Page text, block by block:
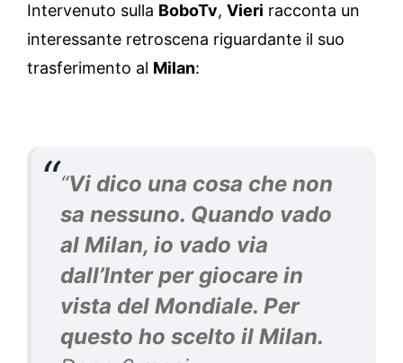
Intervenuto sulla BoboTv, Vieri racconta un
interessante retroscena riguardante il suo
trasferimento al Milan:
“Vi dico una cosa che non
sa nessuno. Quando vado
al Milan, io vado via
dall’Inter per giocare in
vista del Mondiale. Per
questo ho scelto il Milan.